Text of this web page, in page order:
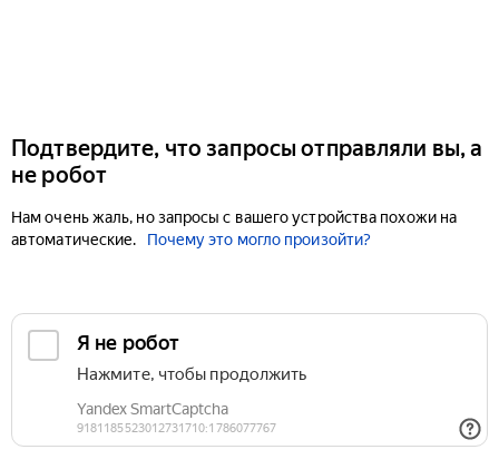
Подтвердите, что запросы отправляли вы, а
не робот
Нам очень жаль, но запросы с вашего устройства похожи на
автоматические.
Почему это могло произойти?